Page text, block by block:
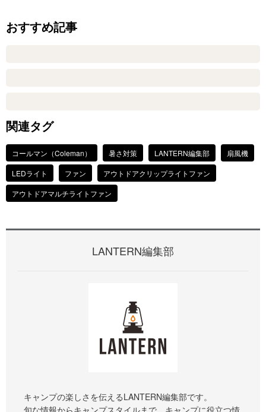
おすすめ記事
関連タグ
コールマン（Coleman） 暑さ対策 LANTERN編集部
扇風機
LEDライト
ファン
アウトドアクリップライトファン
アウトドアマルチライトファン
LANTERN編集部
キャンプの楽しさを伝えるLANTERN編集部です。
旬な情報からキャンプスタイルまで、キャンプに役立つ情